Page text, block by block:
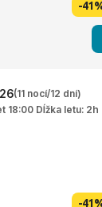
-
(11 nocí/12 dní)
18:00 Dĺžka letu: 2h
-